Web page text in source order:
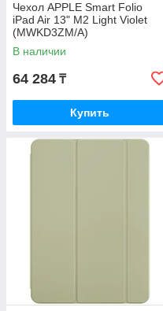
Чехол APPLE Smart Folio
iPad Air 13" M2 Light Violet
(MWKD3ZM/A)
В наличии
64 284 ₸
Купить